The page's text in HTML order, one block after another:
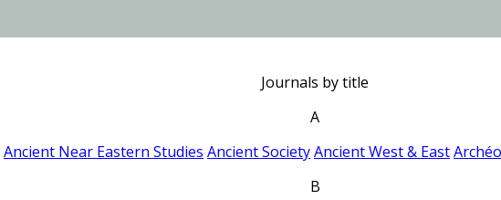
Journals by title
A
Ancient Near Eastern Studies Ancient SocietyAncient West & East
B